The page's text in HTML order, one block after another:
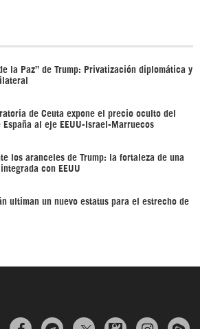
la Paz” de Trump: Privatización diplomática y
de Ceuta expone el precio oculto del
España al eje EEUU-Israel-Marruecos
los aranceles de Trump: la fortaleza de una
con EEUU
ultiman un nuevo estatus para el estrecho de